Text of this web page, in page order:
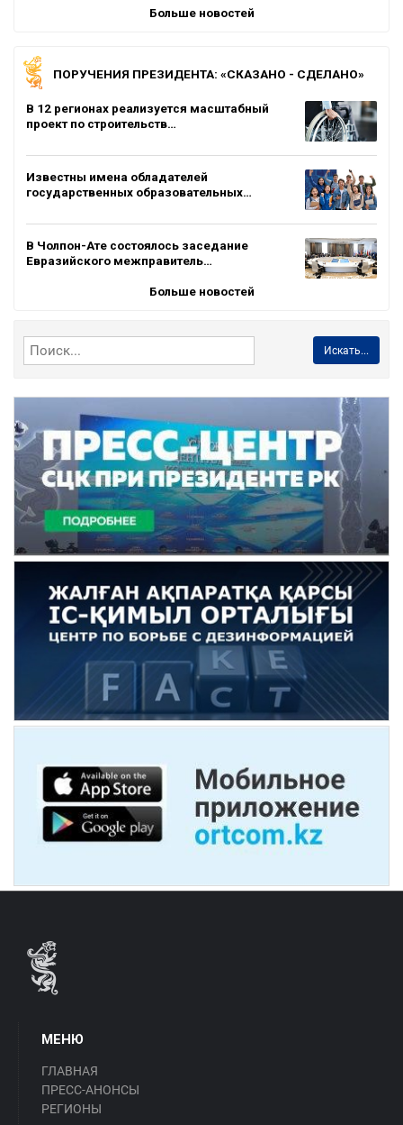
Больше новостей
ПОРУЧЕНИЯ ПРЕЗИДЕНТА: «СКАЗАНО - СДЕЛАНО»
В 12 регионах реализуется масштабный
проект по строительств…
Известны имена обладателей
государственных образовательных…
В Чолпон-Ате состоялось заседание
Евразийского межправитель…
Больше новостей
Искать...
МЕНЮ
ГЛАВНАЯ
ПРЕСС-АНОНСЫ
РЕГИОНЫ